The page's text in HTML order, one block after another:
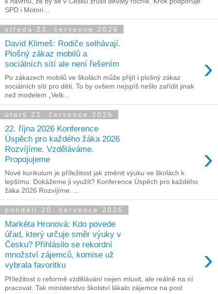
SPD i Motori...
středa 22. července 2026
David Klimeš: Rodiče selhávají.
Plošný zákaz mobilů a
sociálních sítí ale není řešením
›
Po zákazech mobilů ve školách může přijít i plošný zákaz
sociálních sítí pro děti. To by ovšem nejspíš nešlo zařídit jinak
než modelem „Velk...
úterý 21. července 2026
22. října 2026 Konference
Úspěch pro každého žáka 2026
Rozvíjíme. Vzděláváme.
Propojujeme
›
Nové kurikulum je příležitost jak změnit výuku ve školách k
lepšímu. Dokážeme ji využít? Konference Úspěch pro každého
žáka 2026 Rozvíjíme. ...
pondělí 20. července 2026
Markéta Hronová: Kdo povede
úřad, který určuje směr výuky v
Česku? Přihlásilo se rekordní
množství zájemců, komise už
vybrala favoritku
›
Příležitost o reformě vzdělávání nejen mluvit, ale reálně na ní
pracovat. Tak ministerstvo školství lákalo zájemce na post